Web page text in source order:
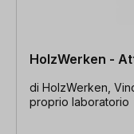
HolzWerken -
di HolzWerken,
proprio laboratorio